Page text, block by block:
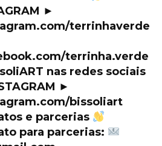
►
terrinhaverde
terrinha.verde
nas redes sociais
►
bissoliart
e parcerias
para parcerias: